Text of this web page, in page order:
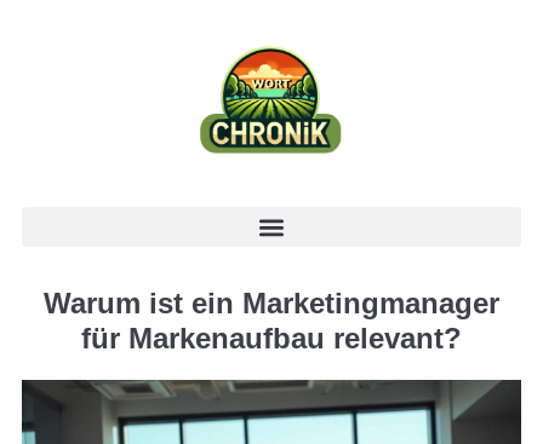
Warum ist ein Marketingmanager
für Markenaufbau relevant?